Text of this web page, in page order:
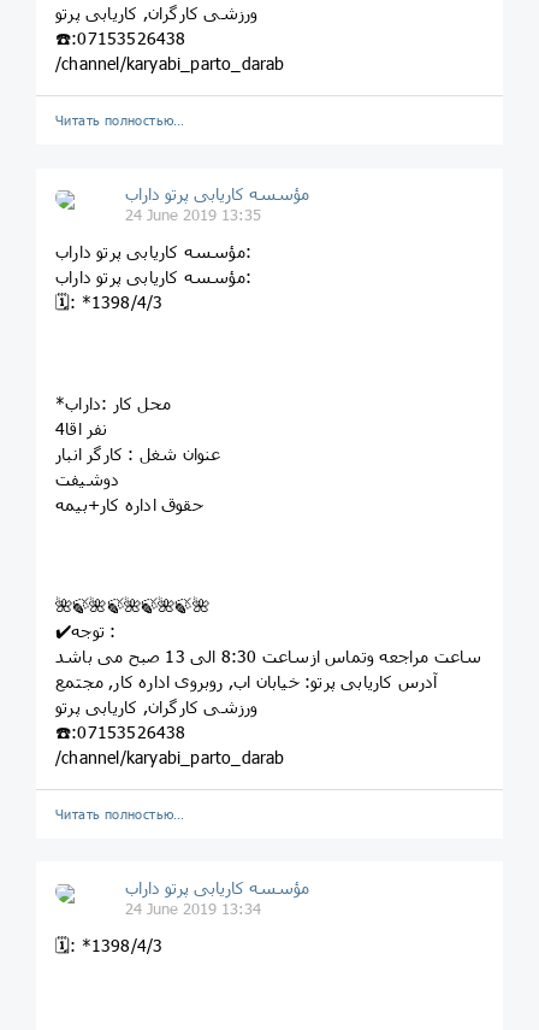
ورزشى کارگران, کاريابى پرتو
☎️:07153526438
/channel/karyabi_parto_darab
Читать полностью…
مؤسسه کاريابى پرتو داراب
24 June 2019 13:35
مؤسسه کاريابى پرتو داراب:
مؤسسه کاريابى پرتو داراب:
🗓: *1398/4/3
*محل کار :داراب
4نفر اقا
عنوان شغل : کارگر انبار
دوشیفت
حقوق اداره کار+بیمه
🌺🍃🌺🍃🌺🍃🌺🍃🌺
✔️توجه :
ساعت مراجعه وتماس ازساعت 8:30 الی 13 صبح می باشد
آدرس کاریابی پرتو: خيابان اب, روبروى اداره کار, مجتمع
ورزشى کارگران, کاريابى پرتو
☎️:07153526438
/channel/karyabi_parto_darab
Читать полностью…
مؤسسه کاريابى پرتو داراب
24 June 2019 13:34
🗓: *1398/4/3